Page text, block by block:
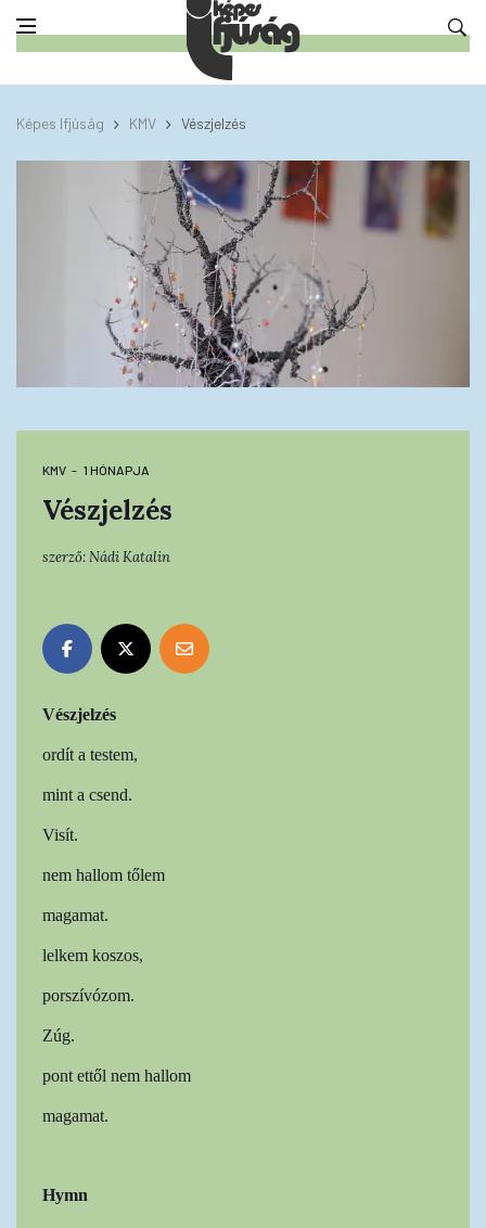
Képes Ifjúság KMV Vészjelzés
KMV 1 HÓNAPJA
Vészjelzés
szerző:Nádi Katalin
Vészjelzés
ordít a testem,
mint a csend.
Visít.
nem hallom tőlem
magamat.
lelkem koszos,
porszívózom.
Zúg.
pont ettől nem hallom
magamat.
Hymn